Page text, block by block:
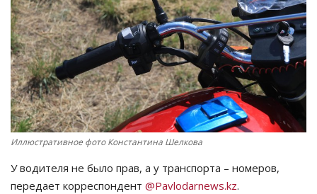
СПОРТ
Чек-лист
РАЗВЛЕЧЕНИЯ
OFFICIAL
Курултай
Иллюстративное фото Константина Шелкова
У водителя не было прав, а у транспорта – номеров,
передает корреспондент @Pavlodarnews.kz.